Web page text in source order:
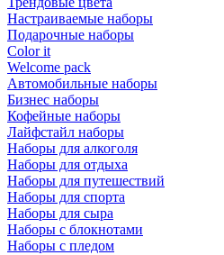
Настраиваемые наборы
Подарочные наборы
Color it
Welcome pack
Автомобильные наборы
Бизнес наборы
Кофейные наборы
Лайфстайл наборы
Наборы для алкоголя
Наборы для отдыха
Наборы для путешествий
Наборы для спорта
Наборы для сыра
Наборы с блокнотами
Наборы с пледом